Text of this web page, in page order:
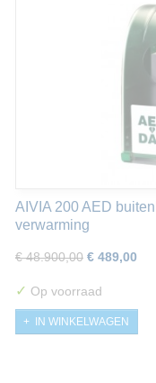
AIVIA 200 AED
verwarming
€ 48.900,00 € 489,00
✓ Op voorraad
IN WINKELWAGEN